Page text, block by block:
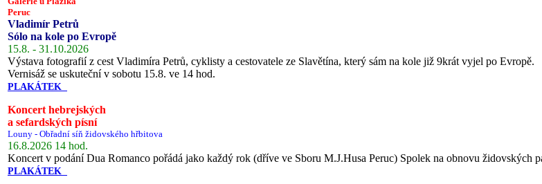
Peruc
Vladimír Petrů
Sólo na kole po Evropě
15.8. - 31.10.2026
Výstava fotografií z cest Vladimíra Petrů, cyklisty a cestovatele ze Slavětína, který sám na kole již 9krát vyjel po Evropě.
Vernisáž se uskuteční v sobotu 15.8. ve 14 hod.
PLAKÁTEK
Koncert hebrejských
a sefardských písní
Louny - Obřadní síň židovského hřbitova
16.8.2026 14 hod.
Koncert v podání Dua Romanco pořádá jako každý rok (dříve ve Sboru M.J.Husa Peruc) Spolek na obnovu židovských
PLAKÁTEK